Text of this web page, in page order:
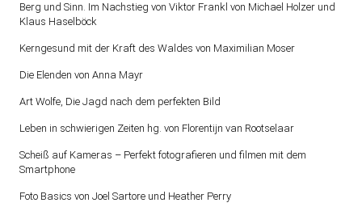
Berg und Sinn. Im Nachstieg von Viktor Frankl von Michael Holzer und
Klaus Haselböck
Kerngesund mit der Kraft des Waldes von Maximilian Moser
Die Elenden von Anna Mayr
Art Wolfe, Die Jagd nach dem perfekten Bild
Leben in schwierigen Zeiten hg. von Florentijn van Rootselaar
Scheiß auf Kameras – Perfekt fotografieren und filmen mit dem
Smartphone
Foto Basics von Joel Sartore und Heather Perry